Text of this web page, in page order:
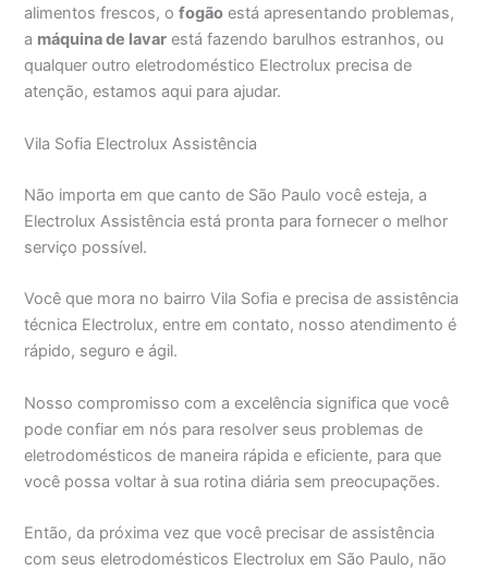
alimentos frescos, ofogão está apresentando problemas,
a máquina de lavar está fazendo barulhos estranhos, ou
qualquer outro eletrodoméstico Electrolux precisa de
atenção, estamos aqui para ajudar.
Vila Sofia Electrolux Assistência
Não importa em que canto de São Paulo você esteja, a
Electrolux Assistência está pronta para fornecer o melhor
serviço possível.
Você que mora no bairro Vila Sofia e precisa de assistência
técnica Electrolux, entre em contato, nosso atendimento é
rápido, seguro e ágil.
Nosso compromisso com a excelência significa que você
pode confiar em nós para resolver seus problemas de
eletrodomésticos de maneira rápida e eficiente, para que
você possa voltar à sua rotina diária sem preocupações.
Então, da próxima vez que você precisar de assistência
com seus eletrodomésticos Electrolux em São Paulo, não